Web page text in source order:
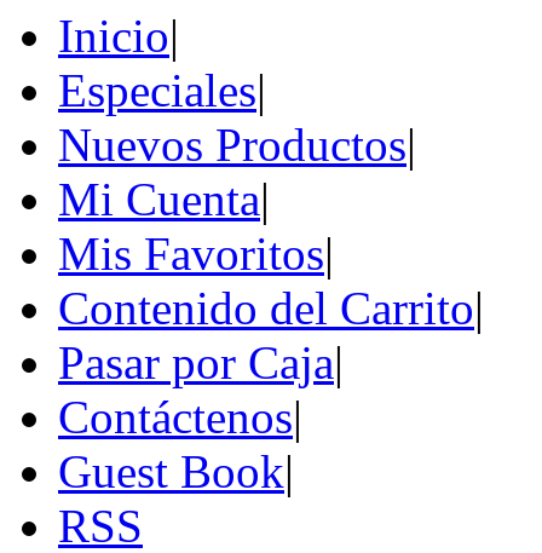
Inicio|
Especiales|
Nuevos Productos|
Mi Cuenta|
Mis Favoritos|
Contenido del Carrito|
Pasar por Caja|
Contáctenos|
Guest Book|
RSS